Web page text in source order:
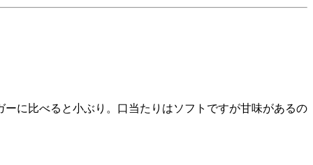
に比べると小ぶり。口当たりはソフトですが甘味があるの